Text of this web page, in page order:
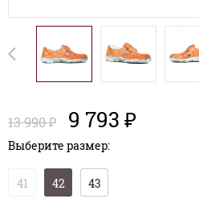
13 990 ₽ 9 793 ₽
Выберите размер:
41 42 43